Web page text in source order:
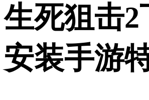
生死狙击2
安装手游